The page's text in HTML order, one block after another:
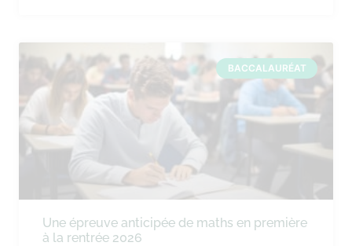
BACCALAURÉAT
Une épreuve anticipée de maths en première
à la rentrée 2026